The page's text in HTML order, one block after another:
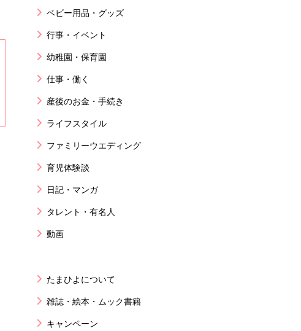
ベビー用品・グッズ
行事・イベント
幼稚園・保育園
仕事・働く
産後のお金・手続き
ライフスタイル
ファミリーウエディング
育児体験談
日記・マンガ
タレント・有名人
動画
たまひよについて
雑誌・絵本・ムック書籍
キャンペーン